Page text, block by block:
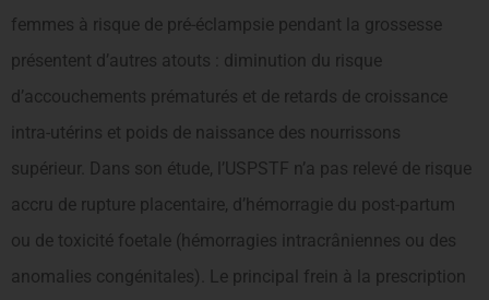
femmes à risque de pré-éclampsie pendant la grossesse
présentent d’autres atouts : diminution du risque
d’accouchements prématurés et de retards de croissance
intra-utérins et poids de naissance des nourrissons
supérieur. Dans son étude, l’USPSTF n’a pas relevé de risque
accru de rupture placentaire, d’hémorragie du post-partum
ou de toxicité foetale (hémorragies intracrâniennes ou des
anomalies congénitales). Le principal frein à la prescription